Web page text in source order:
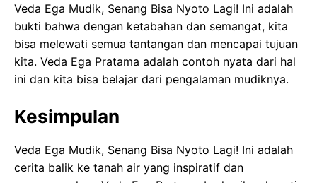
Veda Ega Mudik, Senang Bisa Nyoto Lagi! Ini adalah
bukti bahwa dengan ketabahan dan semangat, kita
bisa melewati semua tantangan dan mencapai tujuan
kita. Veda Ega Pratama adalah contoh nyata dari hal
ini dan kita bisa belajar dari pengalaman mudiknya.
Kesimpulan
Veda Ega Mudik, Senang Bisa Nyoto Lagi! Ini adalah
cerita balik ke tanah air yang inspiratif dan